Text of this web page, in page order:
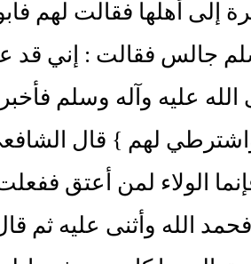
إلى أهلها فقالت لهم
جالس فقالت : إني قد
عليه وآله وسلم
لهم } قال
الولاء لمن أعتق
الله وأثنى عليه ثم